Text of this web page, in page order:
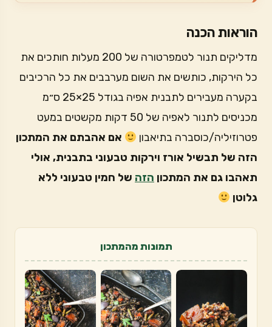
הוראות הכנה
מדליקים תנור לטמפרטורה של 200 מעלות חותכים את
כל הירקות, כותשים את השום מערבבים את כל הרכיבים
בקערה מעבירים לתבנית אפיה בגודל 25×25 ס״מ
מכניסים לתנור לאפיה של 50 דקות מקשטים במעט
פטרוזיליה/כוסברה בתיאבון
אם אהבתם את המתכון
הזה של תבשיל אורז וירקות טבעוני בתבנית, אולי
תאהבו גם את המתכון הזה של חמין טבעוני ללא
גלוטן
תמונות מהמתכון